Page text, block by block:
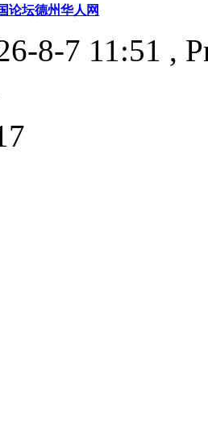
论坛德州华人网
8-7 11:51 ,